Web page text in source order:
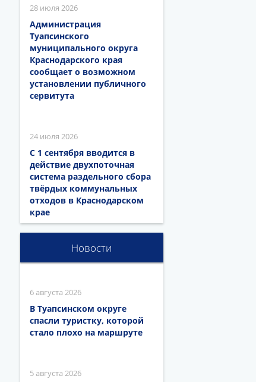
28 июля 2026
Администрация
Туапсинского
муниципального округа
Краснодарского края
сообщает о возможном
установлении публичного
сервитута
24 июля 2026
С 1 сентября вводится в
действие двухпоточная
система раздельного сбора
твёрдых коммунальных
отходов в Краснодарском
крае
Новости
6 августа 2026
В Туапсинском округе
спасли туристку, которой
стало плохо на маршруте
5 августа 2026